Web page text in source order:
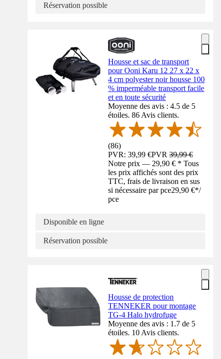
Réservation possible
Housse et sac de transport
pour Ooni Karu 12 27 x 22 x
4 cm polyester noir housse 100
% imperméable transport facile
et en toute sécurité
Moyenne des avis : 4.5 de 5
étoiles. 86 Avis clients.
(86)
PVR: 39,99 €PVR39,99 €
Notre prix — 29,90 € * Tous
les prix affichés sont des prix
TTC, frais de livraison en sus
si nécessaire par pce29,90 €*/
pce
Disponible en ligne
Réservation possible
Housse de protection
TENNEKER pour montage
TG-4 Halo hydrofuge
Moyenne des avis : 1.7 de 5
étoiles. 10 Avis clients.